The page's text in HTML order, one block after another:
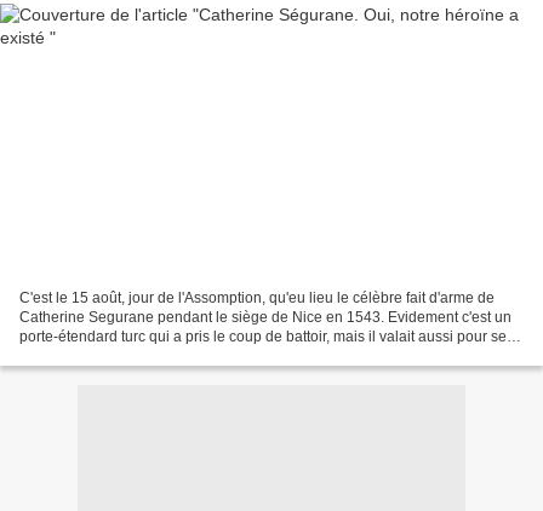
C'est le 15 août, jour de l'Assomption, qu'eu lieu le célèbre fait d'arme de
Catherine Segurane pendant le siège de Nice en 1543. Evidement c'est un
porte-étendard turc qui a pris le coup de battoir, mais il valait aussi pour ses